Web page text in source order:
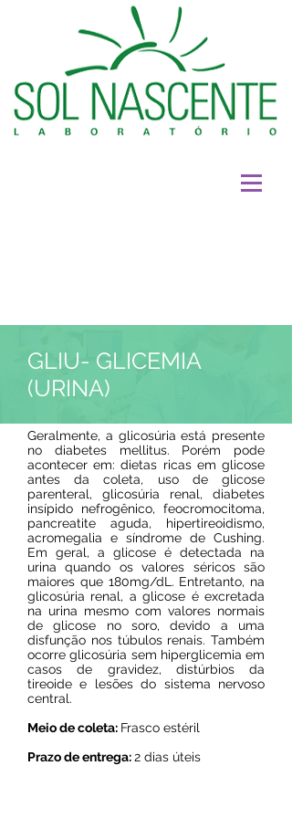
GLIU- GLICEMIA
(URINA)
Geralmente, a glicosúria está presente
no diabetes mellitus. Porém pode
acontecer em: dietas ricas em glicose
antes da coleta, uso de glicose
parenteral, glicosúria renal, diabetes
insípido nefrogênico, feocromocitoma,
pancreatite aguda, hipertireoidismo,
acromegalia e síndrome de Cushing.
Em geral, a glicose é detectada na
urina quando os valores séricos são
maiores que 180mg/dL. Entretanto, na
glicosúria renal, a glicose é excretada
na urina mesmo com valores normais
de glicose no soro, devido a uma
disfunção nos túbulos renais. Também
ocorre glicosúria sem hiperglicemia em
casos de gravidez, distúrbios da
tireoide e lesões do sistema nervoso
central.
Meio de coleta: Frasco estéril
Prazo de entrega:2 dias úteis